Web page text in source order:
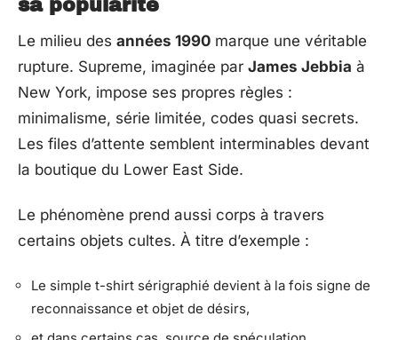
sa popularité
Le milieu des années 1990 marque une véritable
rupture. Supreme, imaginée par James Jebbia à
New York, impose ses propres règles :
minimalisme, série limitée, codes quasi secrets.
Les files d’attente semblent interminables devant
la boutique du Lower East Side.
Le phénomène prend aussi corps à travers
certains objets cultes. À titre d’exemple :
Le simple t-shirt sérigraphié devient à la fois signe de
reconnaissance et objet de désirs,